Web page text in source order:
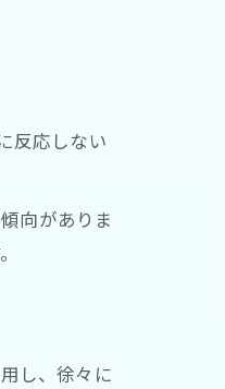
反応しない
向がありま
し、徐々に